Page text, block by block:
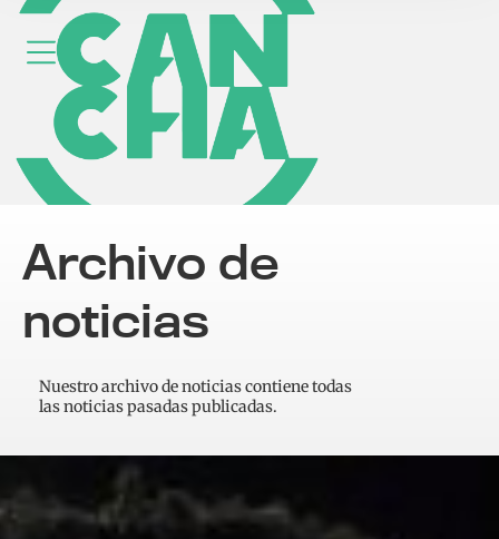
Archivo de
noticias
Nuestro archivo de noticias contiene todas
las noticias pasadas publicadas.